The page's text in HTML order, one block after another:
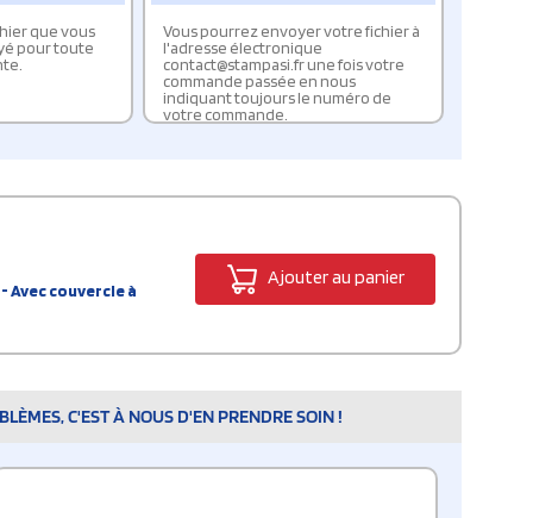
que vous
pour toute
Vous pourrez envoyer votre fichier à
l'adresse électronique
contact@stampasi.fr une fois votre
commande passée en nous
indiquant toujours le numéro de
votre commande.
Avec couvercle à
Ajouter au panier
C'EST À NOUS D'EN PRENDRE SOIN !